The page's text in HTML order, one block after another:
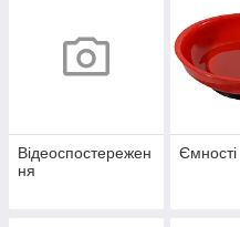
Відеоспостережен
ня
Ємності